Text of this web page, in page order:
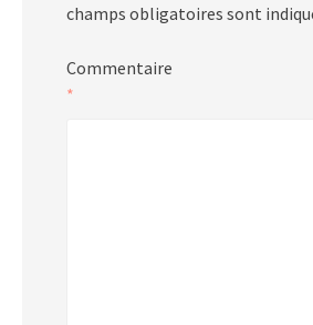
champs obligatoires sont
Commentaire
*